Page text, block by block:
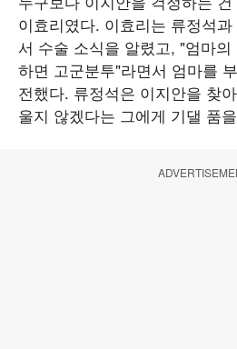
이효리였다. 이효리는 류정석
서 수술 소식을 알렸고, "엄마
하면 고군분투"라면서 엄마를
전했다. 류정석은 이지안을 찾
울지 않겠다는 그에게 기댈 품